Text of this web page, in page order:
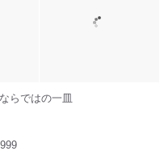
らではの一皿